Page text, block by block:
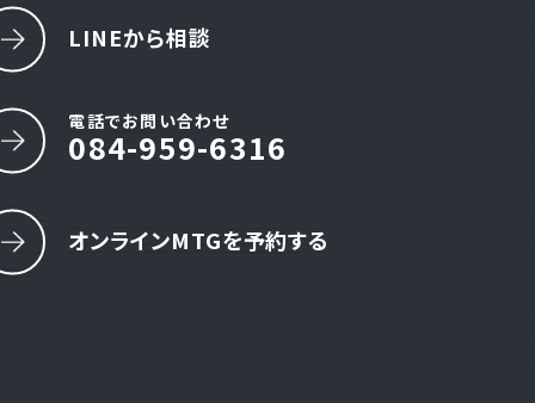
LINEから相談
電話でお問い合わせ
084-959-6316
オンラインMTGを予約する